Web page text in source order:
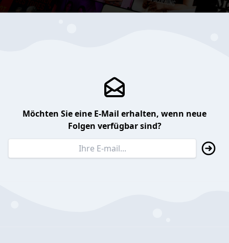
Möchten Sie eine E-Mail erhalten, wenn neue
Folgen verfügbar sind?